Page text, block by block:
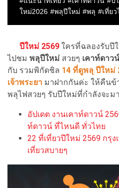
ปีใหม่ 2569 ใครที่ฉลองรับปี
ไปชม พลุปีใหม่ สวยๆ เคาท์ดาว
กับ รวมพิกัดชิล 14 ที่ดูพลุ ปีใหม่
เจ้าพระยา มาฝากกันค่ะ ให้คืน
พลุไฟสวยๆ รับปีใหม่ที่กำลังจะม
อัปเดต งานเคาท์ดาวน์
ท์ดาวน์ ที่ไหนดี ทั่วไทย
22 ที่เที่ยวปีใหม่ 2569 กรุ
เที่ยวสบายๆ